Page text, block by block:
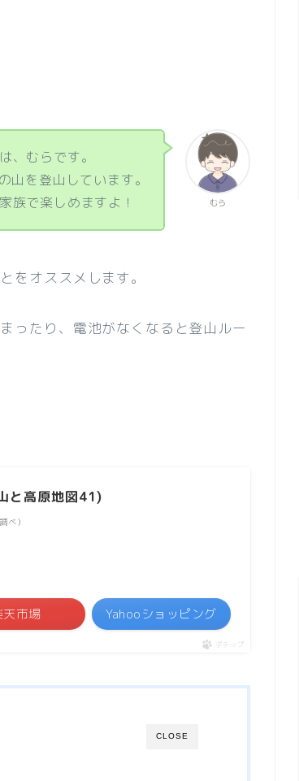
むら
、むらです。
山を登山しています。
族で楽しめますよ！
をオススメします。
ったり、電池がなくなると登山ルー
と高原地図41)
）
天市場 Yahooショッピング
ポチップ
CLOSE